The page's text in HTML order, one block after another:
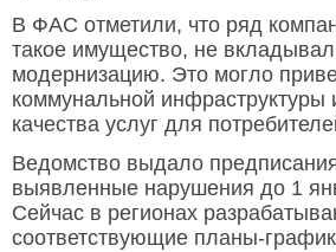
В ФАС отметили, что ряд
такое имущество, не
модернизацию. Это могло
коммунальной инфраструктуры
качества услуг для
Ведомство выдало
выявленные нарушения до 1
Сейчас в регионах
соответствующие планы-